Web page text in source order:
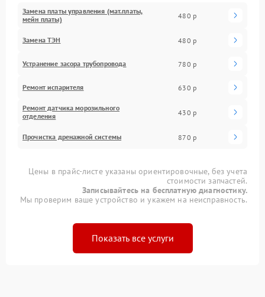
Замена платы управления (мат.платы,
мейн платы)
480 р
Замена ТЭН 480 р
Устранение засора трубопровода 780 р
Ремонт испарителя 630 р
Ремонт датчика морозильного
отделения
430 р
Прочистка дренажной системы 870 р
Цены в прайс-листе указаны ориентировочные, без учета
стоимости запчастей.
Записывайтесь на бесплатную диагностику.
Мы проверим ваше устройство и укажем на неисправность.
Показать все услуги